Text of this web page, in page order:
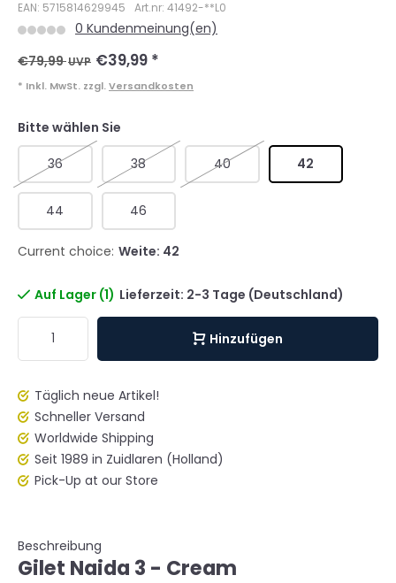
EAN: 5715814629945 Art.nr: 41492-**L0
0 Kundenmeinung(en)
€79,99UVP €39,99 *
* Inkl. MwSt. zzgl. Versandkosten
Bitte wählen Sie
36 38 40 42
44 46
Current choice: Weite: 42
Auf Lager (1) Lieferzeit: 2-3 Tage (Deutschland)
Hinzufügen
Täglich neue Artikel!
Schneller Versand
Worldwide Shipping
Seit 1989 in Zuidlaren (Holland)
Pick-Up at our Store
Beschreibung
Gilet Naida 3 - Cream